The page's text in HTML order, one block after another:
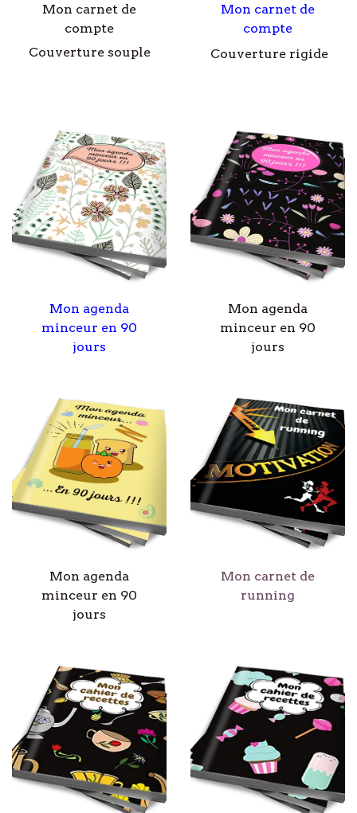
Mon carnet de
compte
Couverture souple
Mon carnet de
compte
Couverture rigide
Mon agenda
minceur en 90
jours
Mon agenda
minceur en 90
jours
Mon carnet de
running
Mon agenda
minceur en 90
jours